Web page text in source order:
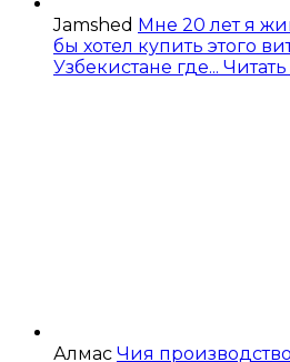
Jamshed Мне 20 лет я
бы хотел купить этого
Узбекистане где...
Алмас Чия